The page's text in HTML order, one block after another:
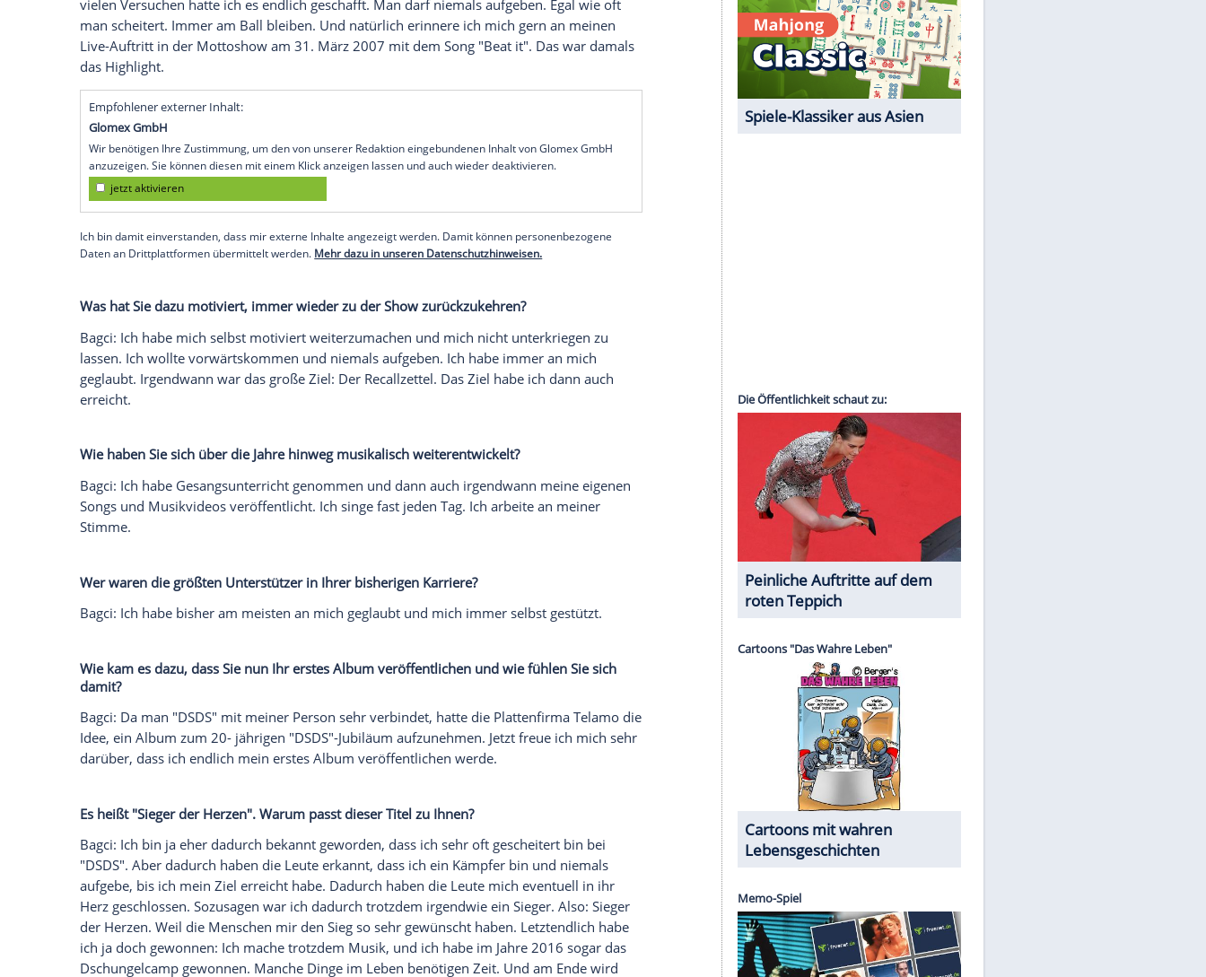
Wie haben Sie den Abschied und dann die Rückkehr vonDieter Bohlenerlebt? Welches
Verhältnis haben Sie zu ihm?
Bagci: Dieter und ich respektieren uns gegenseitig. Ich war damals sehr überrascht
darüber. Ich hatte nie damit gerechnet, dass er einmal eine Staffel verpassen würde. Ich
habe mich gefreut, dass Dieter wieder zurückgekehrt ist. "DSDS" hat mit
Dieter Bohlen
angefangen und wird auch mit
Wie blicken Sie auf Ihre zahlreichen "DSDS"-Auftritte zurück? Ist Ihnen einer besonders in
Bagci: Natürlich war der erste Recallzettel ein emotionaler Moment für mich. Nach so
vielen Versuchen hatte ich es endlich geschafft. Man darf niemals aufgeben. Egal wie oft
man scheitert. Immer am Ball bleiben. Und natürlich erinnere ich mich gern an meinen
Live-Auftritt in der Mottoshow am 31.März2007 mit dem Song "Beat it". Das war damals
das Highlight.
Empfohlener externer Inhalt:
Glomex GmbH
Wir benötigen Ihre Zustimmung, um den von unserer Redaktion eingebundenen Inhalt von Glomex GmbH
anzuzeigen. Sie können diesen mit einem Klick anzeigen lassen und auch wieder deaktivieren.
Ich bin damit einverstanden, dass mir externe Inhalte angezeigt werden. Damit können personenbezogene
Was hat Sie dazu motiviert, immer wieder zu der Show zurückzukehren?
Bagci: Ich habe mich selbst motiviert weiterzumachen und mich nicht unterkriegen zu
lassen. Ich wollte vorwärtskommen und niemals aufgeben. Ich habe immer an mich
geglaubt. Irgendwann war das große Ziel: Der Recallzettel. Das Ziel habe ich dann auch
erreicht.
Wie haben Sie sich über die Jahre hinweg musikalisch weiterentwickelt?
Bagci: Ich habeGesangsunterrichtgenommen und dann auch irgendwann meine eigenen
Songs und Musikvideos veröffentlicht. Ich singe fast jeden Tag. Ich arbeite an meiner
Stimme.
Spiele-Klassiker aus Asien
Die Öffentlichkeit schaut zu: